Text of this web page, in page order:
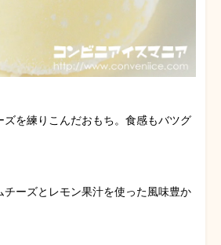
ズを練りこんだおもち。食感もバツグ
チーズとレモン果汁を使った風味豊か